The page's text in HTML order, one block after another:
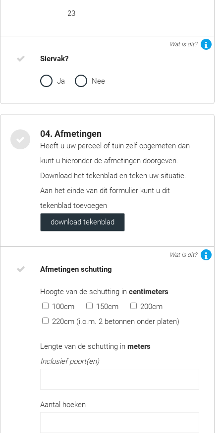
23
Wat is dit?
Siervak?
Ja Nee
04. Afmetingen
Heeft u uw perceel of tuin zelf opgemeten dan
kunt u hieronder de afmetingen doorgeven.
Download het tekenblad en teken uw situatie.
Aan het einde van dit formulier kunt u dit
tekenblad toevoegen
download tekenblad
Wat is dit?
Afmetingen schutting
Hoogte van de schutting in centimeters
100cm
150cm
200cm
220cm (i.c.m. 2 betonnen onder platen)
Lengte van de schutting in meters
Inclusief poort(en)
Aantal hoeken